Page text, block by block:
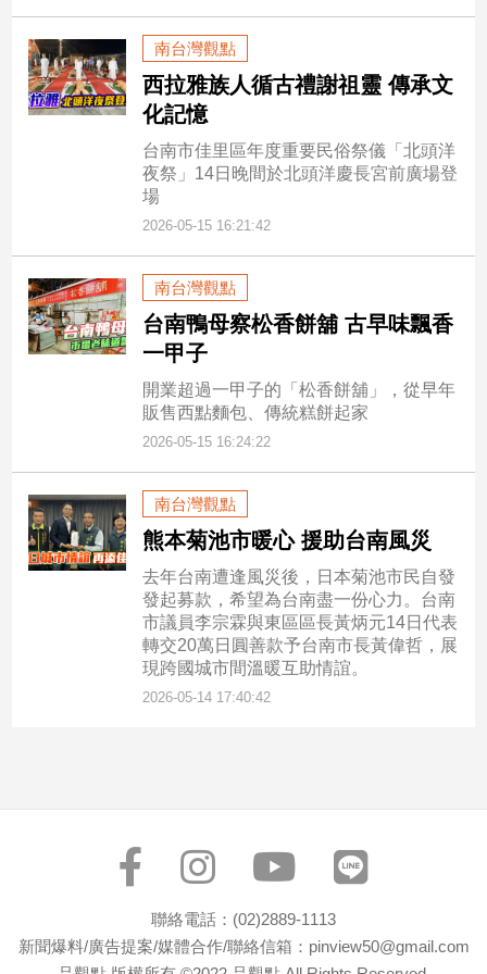
南台灣觀點
西拉雅族人循古禮謝祖靈 傳承文
化記憶
台南市佳里區年度重要民俗祭儀「北頭洋
夜祭」14日晚間於北頭洋慶長宮前廣場登
場
2026-05-15 16:21:42
南台灣觀點
台南鴨母察松香餅舖 古早味飄香
一甲子
開業超過一甲子的「松香餅舖」，從早年
販售西點麵包、傳統糕餅起家
2026-05-15 16:24:22
南台灣觀點
熊本菊池市暖心 援助台南風災
去年台南遭逢風災後，日本菊池市民自發
發起募款，希望為台南盡一份心力。台南
市議員李宗霖與東區區長黃炳元14日代表
轉交20萬日圓善款予台南市長黃偉哲，展
現跨國城市間溫暖互助情誼。
2026-05-14 17:40:42
聯絡電話：(02)2889-1113
新聞爆料/廣告提案/媒體合作/聯絡信箱：pinview50@gmail.com